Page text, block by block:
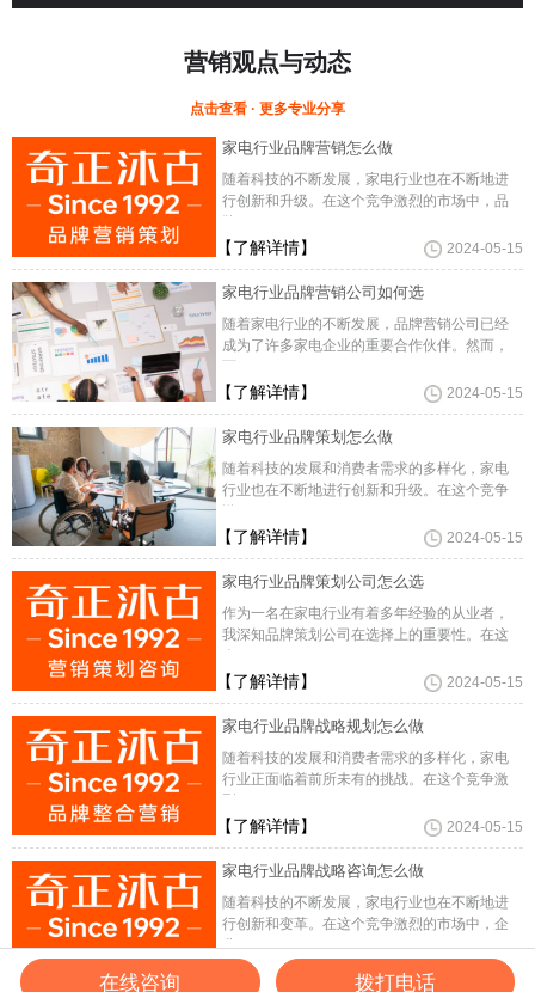
营销观点与动态
点击查看 · 更多专业分享
家电行业品牌营销怎么做
随着科技的不断发展，家电行业也在不断地进
行创新和升级。在这个竞争激烈的市场中，品
牌
【了解详情】 2024-05-15
家电行业品牌营销公司如何选
随着家电行业的不断发展，品牌营销公司已经
成为了许多家电企业的重要合作伙伴。然而，
面
【了解详情】 2024-05-15
家电行业品牌策划怎么做
随着科技的发展和消费者需求的多样化，家电
行业也在不断地进行创新和升级。在这个竞争
激
【了解详情】 2024-05-15
家电行业品牌策划公司怎么选
作为一名在家电行业有着多年经验的从业者，
我深知品牌策划公司在选择上的重要性。在这
个
【了解详情】 2024-05-15
家电行业品牌战略规划怎么做
随着科技的发展和消费者需求的多样化，家电
行业正面临着前所未有的挑战。在这个竞争激
烈
【了解详情】 2024-05-15
家电行业品牌战略咨询怎么做
随着科技的不断发展，家电行业也在不断地进
行创新和变革。在这个竞争激烈的市场中，企
业
【了解详情】 2024-05-15
在线咨询 拨打电话